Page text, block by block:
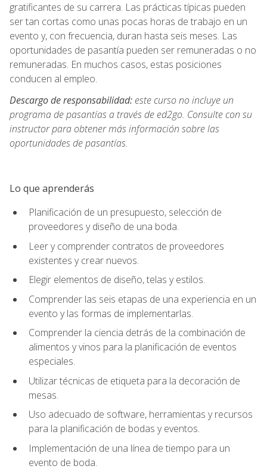
gratificantes de su carrera. Las prácticas típicas pueden
ser tan cortas como unas pocas horas de trabajo en un
evento y, con frecuencia, duran hasta seis meses. Las
oportunidades de pasantía pueden ser remuneradas o no
remuneradas. En muchos casos, estas posiciones
conducen al empleo.
Descargo de responsabilidad: este curso no incluye un
programa de pasantías a través de ed2go. Consulte con su
instructor para obtener más información sobre las
oportunidades de pasantías.
Lo que aprenderás
Planificación de un presupuesto, selección de
proveedores y diseño de una boda.
Leer y comprender contratos de proveedores
existentes y crear nuevos.
Elegir elementos de diseño, telas y estilos.
Comprender las seis etapas de una experiencia en un
evento y las formas de implementarlas.
Comprender la ciencia detrás de la combinación de
alimentos y vinos para la planificación de eventos
especiales.
Utilizar técnicas de etiqueta para la decoración de
mesas.
Uso adecuado de software, herramientas y recursos
para la planificación de bodas y eventos.
Implementación de una línea de tiempo para un
evento de boda.